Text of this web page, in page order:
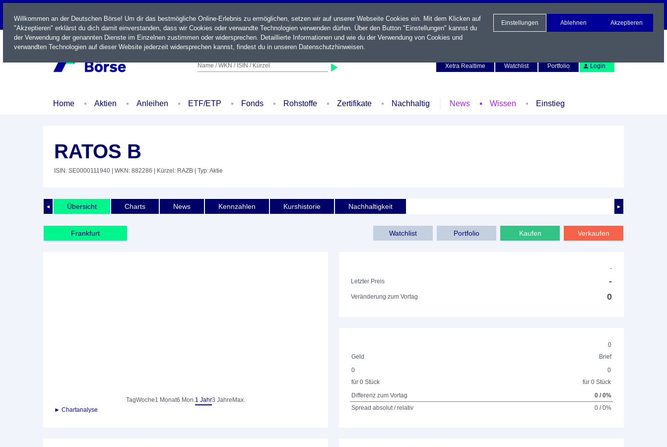
LIVE
Name / WKN / ISIN / Kürzel
Xetra Realtime
Watchlist Portfolio Login
Home Aktien Anleihen ETF/ETP Fonds Rohstoffe Zertifikate Nachhaltig News Wissen Einstieg
RATOS B
ISIN: SE0000111940 | WKN: 882286 | Kürzel: RAZB | Typ: Aktie
◄ ►
Übersicht Charts News Kennzahlen Kurshistorie Nachhaltigkeit
Frankfurt Watchlist Portfolio Kaufen Verkaufen
TagWoche1 Monat6 Mon.1 Jahr3 Jahre Max.
► Chartanalyse
-
Letzter Preis
-
Veränderung zum Vortag 0
0
Geld
Brief
0
für 0 Stück
0
für 0 Stück
Differenz zum Vortag
0 / 0%
Spread absolut / relativ
0 / 0%
Willkommen an der Deutschen Börse! Um dir das bestmögliche Online-Erlebnis zu ermöglichen, setzen wir auf unserer Webseite Cookies ein. Mit dem Klicken auf
"Akzeptieren" erklärst du dich damit einverstanden, dass wir Cookies oder verwandte Technologien verwenden dürfen. Über den Button "Einstellungen" kannst du
der Verwendung der genannten Dienste im Einzelnen zustimmen oder widersprechen. Detaillierte Informationen und wie du der Verwendung von Cookies und
verwandten Technologien auf dieser Website jederzeit widersprechen kannst, findest du in unseren Datenschutzhinweisen.
Einstellungen Ablehnen Akzeptieren